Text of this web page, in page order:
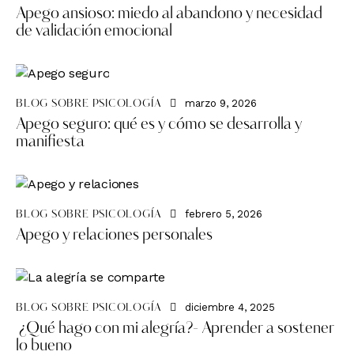
Apego ansioso: miedo al abandono y necesidad
de validación emocional
BLOG SOBRE PSICOLOGÍA marzo 9, 2026
Apego seguro: qué es y cómo se desarrolla y
manifiesta
BLOG SOBRE PSICOLOGÍA febrero 5, 2026
Apego y relaciones personales
BLOG SOBRE PSICOLOGÍA diciembre 4, 2025
¿Qué hago con mi alegría?- Aprender a sostener
lo bueno